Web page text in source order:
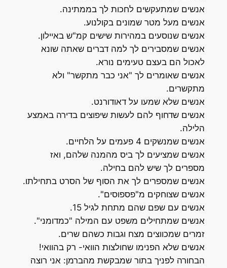
אנשים שמתעקשים לחכות לך בממתינה.
אנשים מעל מטר שמונים בקולנוע.
אנשים שנוסעים במהירות שישים קמ"ש באיילון.
אנשים שמסבירים לך למה דברים שאתה שונא
לאכול הם בעצם טעימים נורא.
אנשים שאומרים לך "אני כבר מתקשר" ולא
מתקשרים.
אנשים שלא שמעו על דאודורנט.
אנשים שדחוף להם לעשות שיפוצים בדירה באמצע
הלילה.
אנשים שמנשקים 4 פעמים על הלחיים.
אנשים שמציעים לך ביס מהמנה שלהם, ואז
מספרים לך שיש להם בחילה.
אנשים שמספרים לך את הסוף של הסרט בתחילתו.
אנשים שצוחקים מ"פספוסים".
אנשים עם שפם שהם מתחת לגיל 15.
אנשים שמתחילים משפט עם המילה "כמדומני".
זמרים שמכווצים מצח וגבות כשהם שרים.
אנשים שלא הפנימו שחולצות הוואי- רק בהוואי!
הבחורה לפניך בתור שמבקשת מהברמן: אני רוצה